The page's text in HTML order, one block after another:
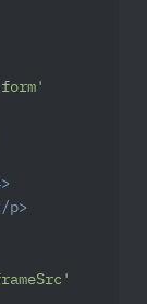
form'
>
p>